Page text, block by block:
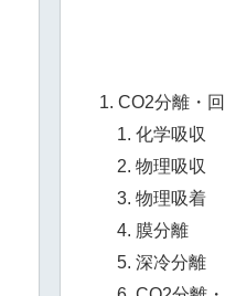
CO2分離・
化学吸収
物理吸収
物理吸着
膜分離
深冷分離